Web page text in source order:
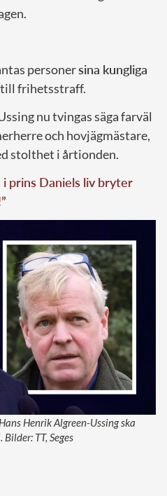
personersina kungliga
till frihetsstraff.
nu tvingas säga farväl
och hovjägmästare,
stolthet i årtionden.
i prins Daniels liv bryter
Henrik Algreen-Ussing ska
TT, Seges